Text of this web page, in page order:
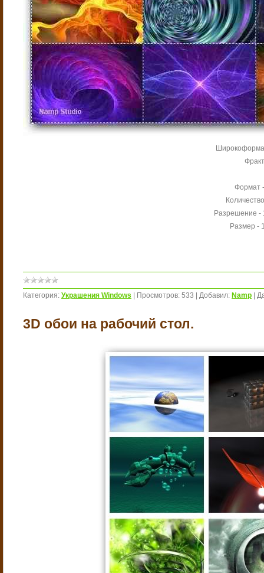
Формат
Разрешение -
Размер -
Категория: Украшения Windows Просмотров: 533 Добавил: Namp
3D обои на рабочий стол.